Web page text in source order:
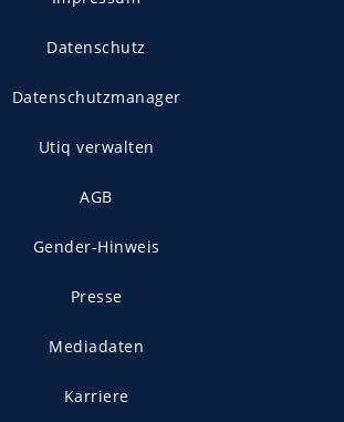
Datenschutz
Datenschutzmanager
Utiq verwalten
AGB
Gender-Hinweis
Presse
Mediadaten
Karriere